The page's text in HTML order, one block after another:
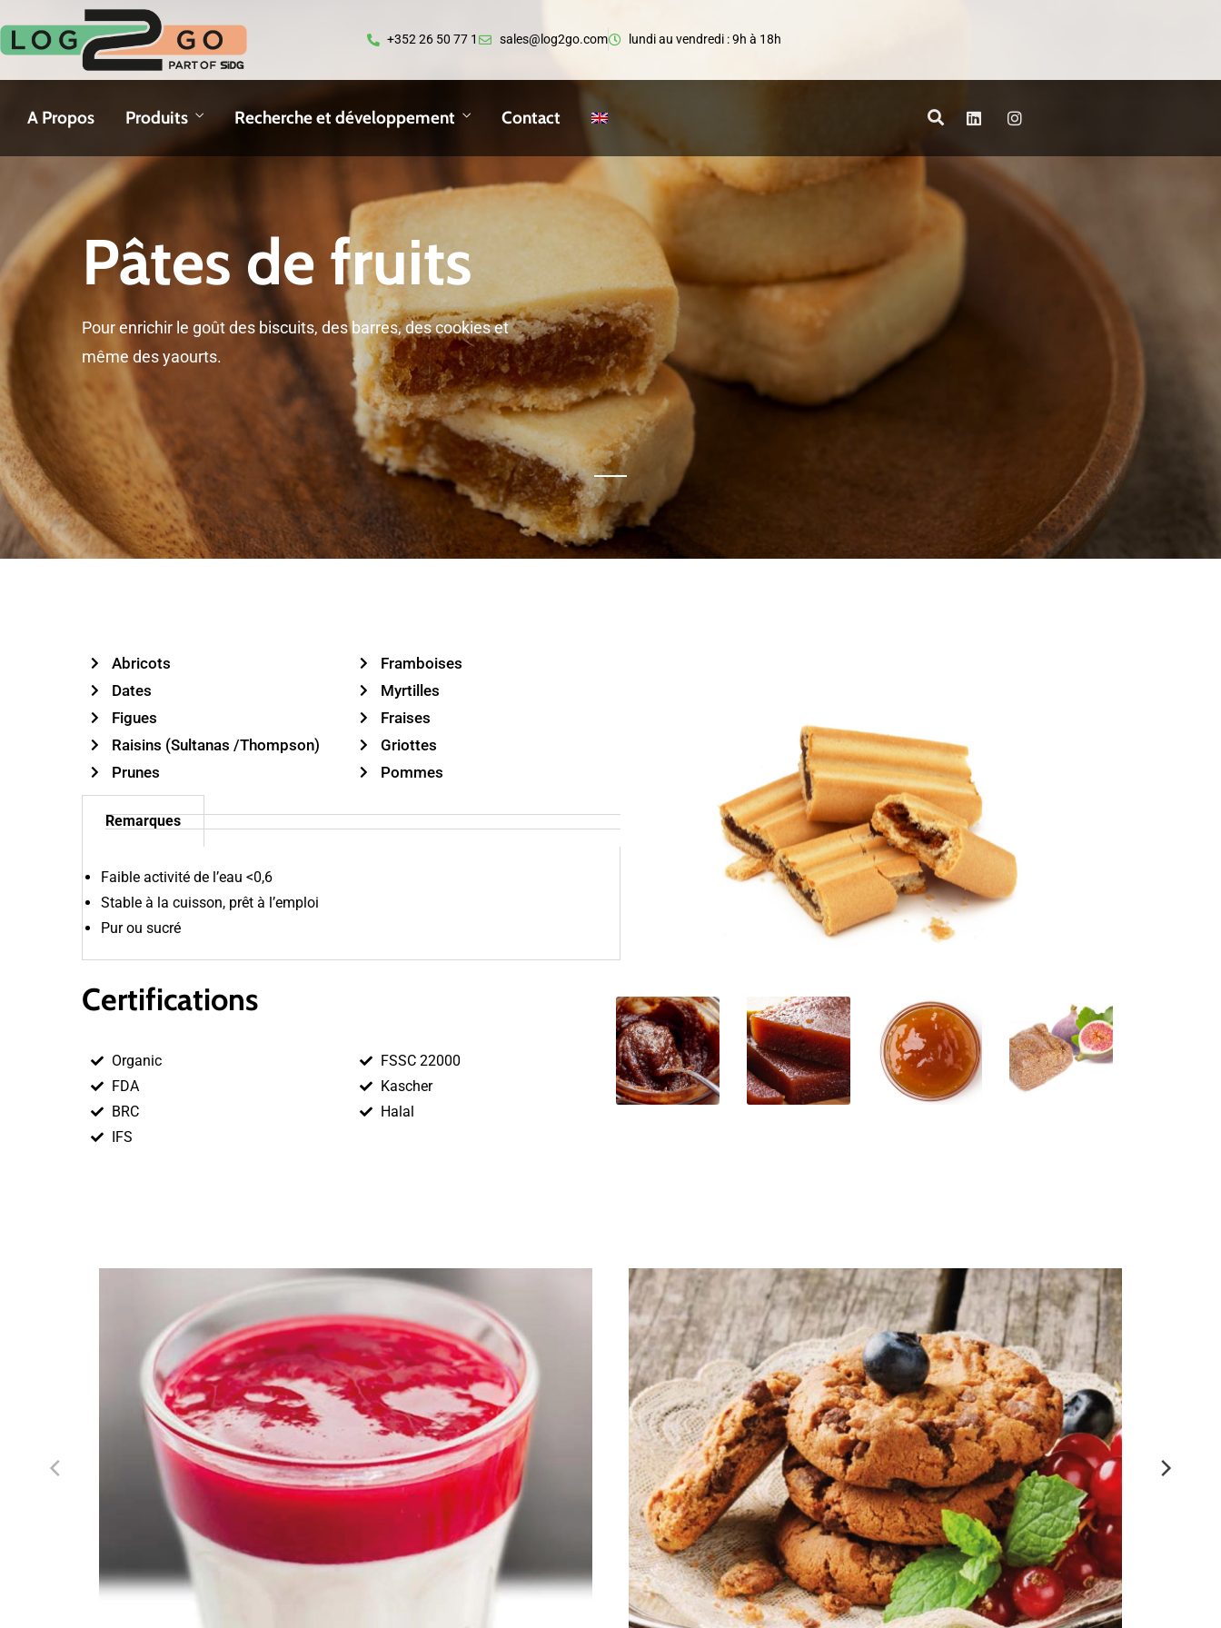
+352 26 50 77 1 sales@log2go.com lundi au vendredi : 9h à 18h
A Propos Produits Recherche et développement Contact
Pâtes de fruits
Pour enrichir le goût des biscuits, des barres, des cookies et
même des yaourts.
Abricots
Dates
Figues
Raisins (Sultanas /Thompson)
Prunes
Framboises
Myrtilles
Fraises
Griottes
Pommes
Remarques
Faible activité de l’eau <0,6
Stable à la cuisson, prêt à l’emploi
Pur ou sucré
Certifications
Organic
FDA
BRC
IFS
FSSC 22000
Kascher
Halal